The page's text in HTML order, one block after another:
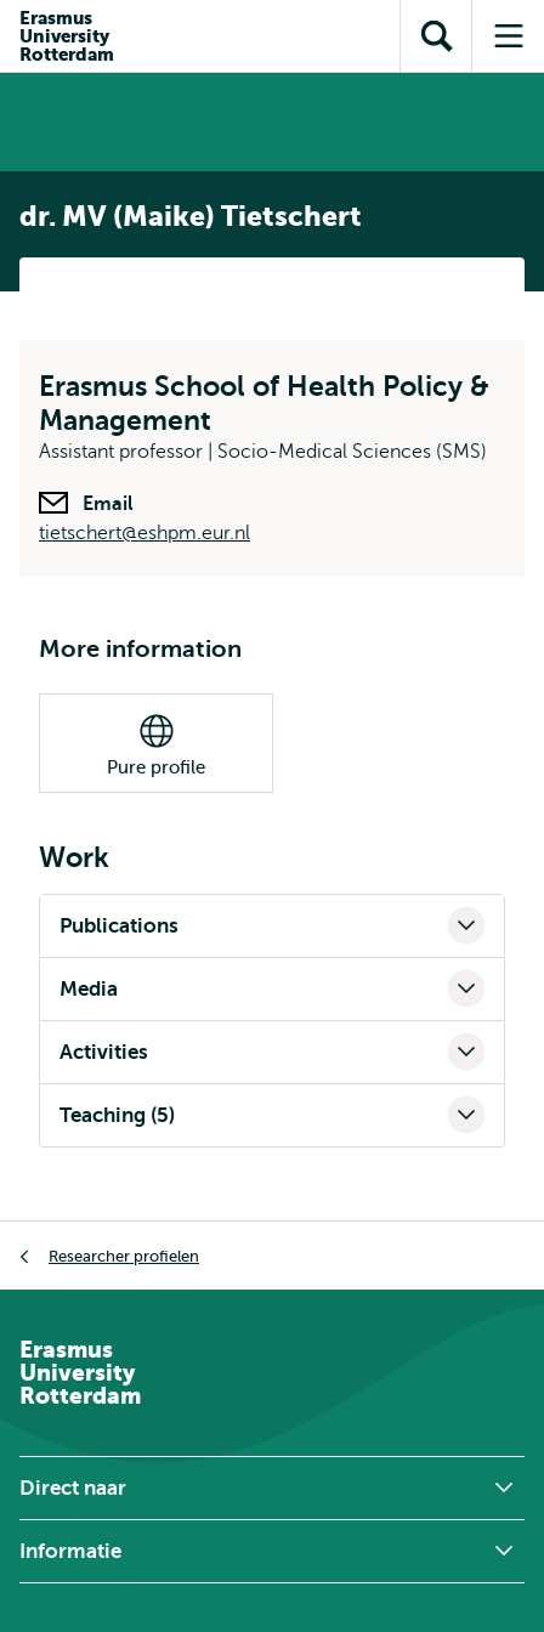
inhoud
Direct naar
subnavigatie
Erasmus
University
Rotterdam
Toon
zoekveld
dr. MV (Maike) Tietschert
Erasmus School of Health Policy &
Management
Assistant professor | Socio-Medical Sciences (SMS)
Email
tietschert@eshpm.eur.nl
More information
Pure profile
Work
Publications
Media
Activities
Teaching (5)
Researcher profielen
Erasmus
University
Rotterdam
Direct naar
Informatie